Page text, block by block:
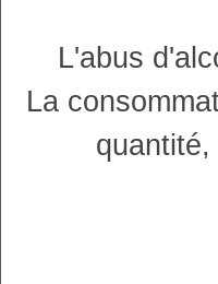
L'abus
La